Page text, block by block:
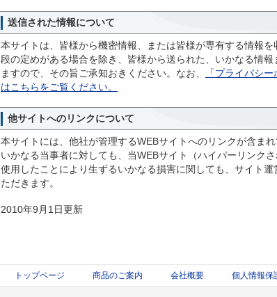
送信された情報について
本サイトは、皆様から機密情報、または皆様が専有する情報
段の定めがある場合を除き、皆様から送られた、いかなる情
ますので、その旨ご承知おきください。なお、
「プライバシ
はこちらをご覧ください。
他サイトへのリンクについて
本サイトには、他社が管理するWEBサイトへのリンクが含ま
いかなる当事者に対しても、当WEBサイト（ハイパーリンク
使用したことにより生ずるいかなる損害に関しても、サイト
ただきます。
2010年9月1日更新
トップページ 商品のご案内 会社概要 個人情報保